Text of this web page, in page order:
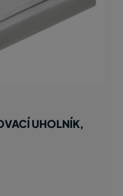
UHOLNÍK,